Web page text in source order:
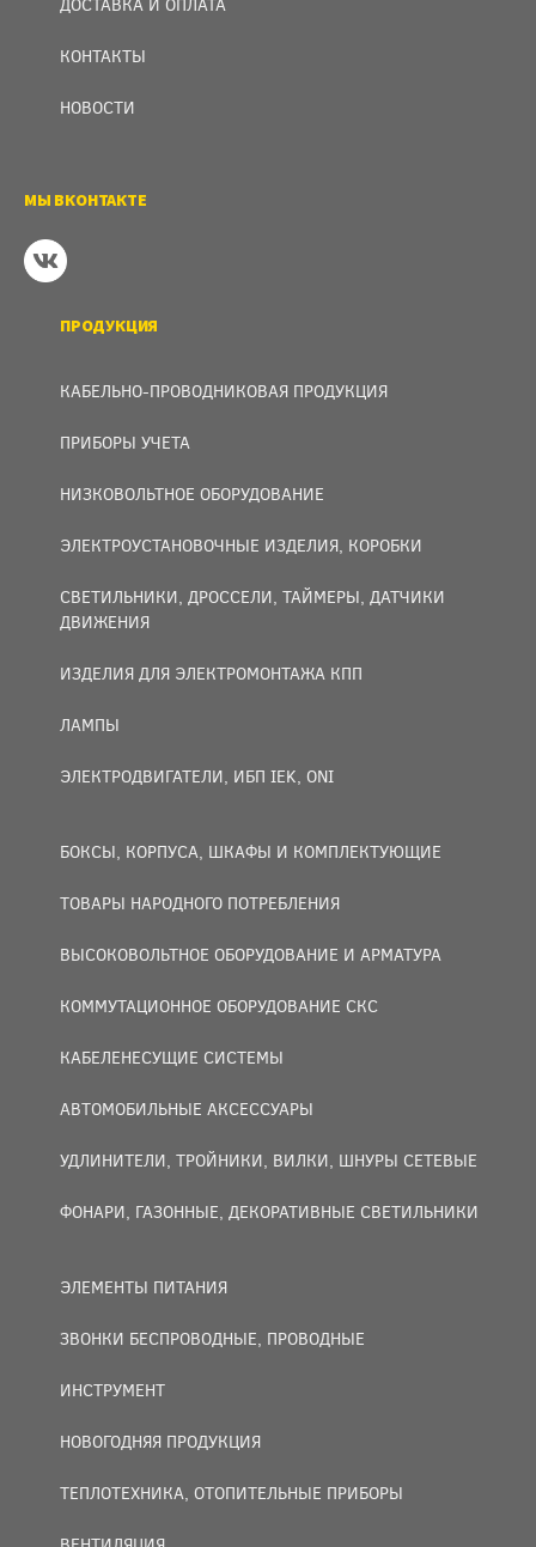
КОНТАКТЫ
НОВОСТИ
МЫ ВКОНТАКТЕ
ПРОДУКЦИЯ
КАБЕЛЬНО-ПРОВОДНИКОВАЯ ПРОДУКЦИЯ
ПРИБОРЫ УЧЕТА
НИЗКОВОЛЬТНОЕ ОБОРУДОВАНИЕ
ЭЛЕКТРОУСТАНОВОЧНЫЕ ИЗДЕЛИЯ, КОРОБКИ
СВЕТИЛЬНИКИ, ДРОССЕЛИ, ТАЙМЕРЫ, ДАТЧИКИ
ДВИЖЕНИЯ
ИЗДЕЛИЯ ДЛЯ ЭЛЕКТРОМОНТАЖА КПП
ЛАМПЫ
ЭЛЕКТРОДВИГАТЕЛИ, ИБП IEK, ONI
БОКСЫ, КОРПУСА, ШКАФЫ И КОМПЛЕКТУЮЩИЕ
ТОВАРЫ НАРОДНОГО ПОТРЕБЛЕНИЯ
ВЫСОКОВОЛЬТНОЕ ОБОРУДОВАНИЕ И АРМАТУРА
КОММУТАЦИОННОЕ ОБОРУДОВАНИЕ СКС
КАБЕЛЕНЕСУЩИЕ СИСТЕМЫ
АВТОМОБИЛЬНЫЕ АКСЕССУАРЫ
УДЛИНИТЕЛИ, ТРОЙНИКИ, ВИЛКИ, ШНУРЫ СЕТЕВЫЕ
ФОНАРИ, ГАЗОННЫЕ, ДЕКОРАТИВНЫЕ СВЕТИЛЬНИКИ
ЭЛЕМЕНТЫ ПИТАНИЯ
ЗВОНКИ БЕСПРОВОДНЫЕ, ПРОВОДНЫЕ
ИНСТРУМЕНТ
НОВОГОДНЯЯ ПРОДУКЦИЯ
ТЕПЛОТЕХНИКА, ОТОПИТЕЛЬНЫЕ ПРИБОРЫ